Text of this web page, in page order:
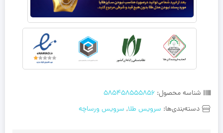
شناسه محصول: 585458555856
دسته‌بندی‌ها: سرویس طلا, سرویس ورساچه